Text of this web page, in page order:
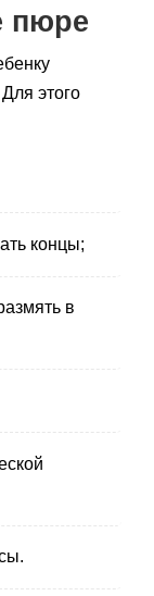
пюре
этого
концы;
в